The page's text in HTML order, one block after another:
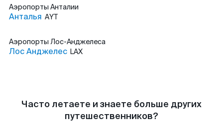
Аэропорты Анталии
Анталья AYT
Аэропорты Лос-Анджелеса
Лос Анджелес LAX
Часто летаете и знаете больше других
путешественников?